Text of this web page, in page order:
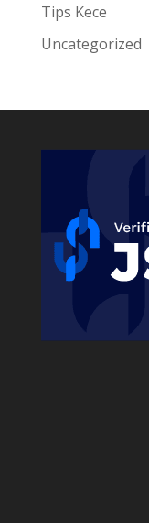
Tips Kece
Uncategorized